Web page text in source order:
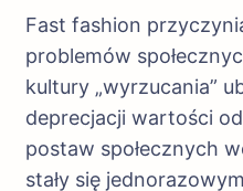
Fast fashion
problemów
kultury „wyrzucania”
deprecjacji wartości
postaw społecznych
stały się